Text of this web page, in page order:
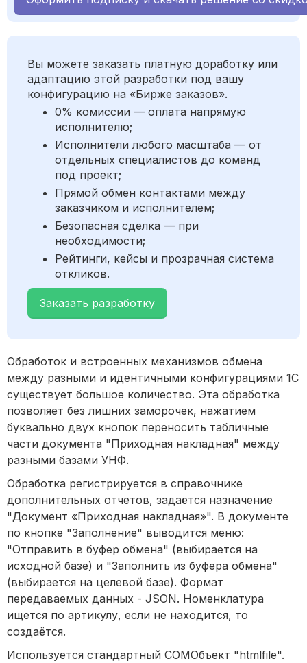
Вы можете заказать платную доработку или
адаптацию этой разработки под вашу
конфигурацию на «Бирже заказов».
0% комиссии — оплата напрямую
исполнителю;
Исполнители любого масштаба — от
отдельных специалистов до команд
под проект;
Прямой обмен контактами между
заказчиком и исполнителем;
Безопасная сделка — при
необходимости;
Рейтинги, кейсы и прозрачная система
откликов.
Заказать разработку
Обработок и встроенных механизмов обмена
между разными и идентичными конфигурациями 1С
существует большое количество. Эта обработка
позволяет без лишних заморочек, нажатием
буквально двух кнопок переносить табличные
части документа "Приходная накладная" между
разными базами УНФ.
Обработка регистрируется в справочнике
дополнительных отчетов, задаётся назначение
"Документ «Приходная накладная»". В документе
по кнопке "Заполнение" выводится меню:
"Отправить в буфер обмена" (выбирается на
исходной базе) и "Заполнить из буфера обмена"
(выбирается на целевой базе). Формат
передаваемых данных - JSON. Номенклатура
ищется по артикулу, если не находится, то
создаётся.
Используется стандартный COMОбъект "htmlfile".